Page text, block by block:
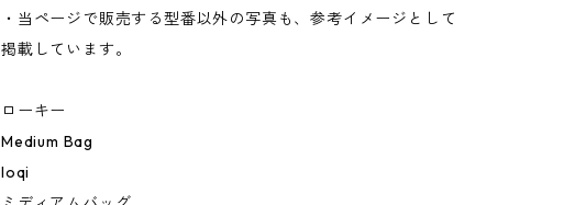
・当ページで販売する型番以外の写真も、参考イメージとして
掲載しています。
ローキー
Medium Bag
loqi